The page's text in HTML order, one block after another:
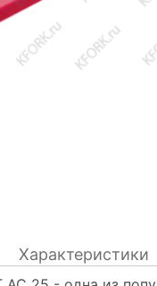
Характеристики